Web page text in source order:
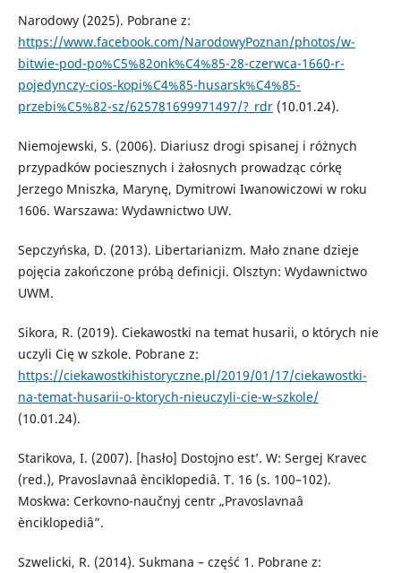
Narodowy (2025). Pobrane z:
https://www.facebook.com/NarodowyPoznan/photos/w-
bitwie-pod-po%C5%82onk%C4%85-28-czerwca-1660-r-
pojedynczy-cios-kopi%C4%85-husarsk%C4%85-
przebi%C5%82-sz/625781699971497/?_rdr(10.01.24).
Niemojewski, S. (2006). Diariusz drogi spisanej i różnych
przypadków pociesznych i żałosnych prowadząc córkę
Jerzego Mniszka, Marynę, Dymitrowi Iwanowiczowi w roku
1606. Warszawa: Wydawnictwo UW.
Sepczyńska, D. (2013). Libertarianizm. Mało znane dzieje
pojęcia zakończone próbą definicji. Olsztyn: Wydawnictwo
UWM.
Sikora, R. (2019). Ciekawostki na temat husarii, o których nie
uczyli Cię w szkole. Pobrane z:
https://ciekawostkihistoryczne.pl/2019/01/17/ciekawostki-
na-temat-husarii-o-ktorych-nieuczyli-cie-w-szkole/
(10.01.24).
Starikova, I. (2007). [hasło] Dostojno est’. W: Sergej Kravec
(red.), Pravoslavnaâ ènciklopediâ. T. 16 (s. 100–102).
Moskwa: Cerkovno-naučnyj centr „Pravoslavnaâ
ènciklopediâ”.
Szwelicki, R. (2014). Sukmana – część 1. Pobrane z: